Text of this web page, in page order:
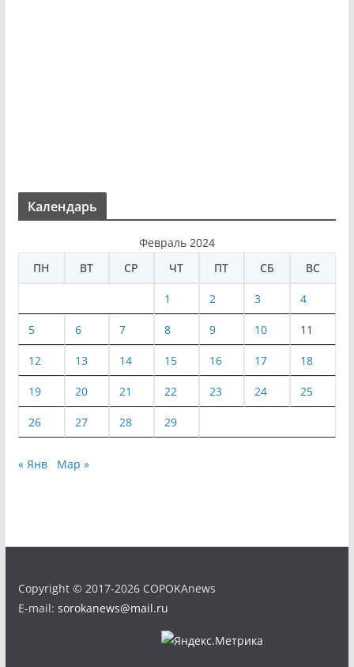
Календарь
Февраль 2024
ПН
ВТ СР ЧТ ПТ СБ ВС
1 2 3 4
5 6 7 8 9 10 11
12 13 14 15 16 17 18
19 20 21 22 23 24 25
26 27 28 29
« Янв Мар »
Copyright © 2017-2026 COPOKAnews
E-mail: sorokanews@mail.ru